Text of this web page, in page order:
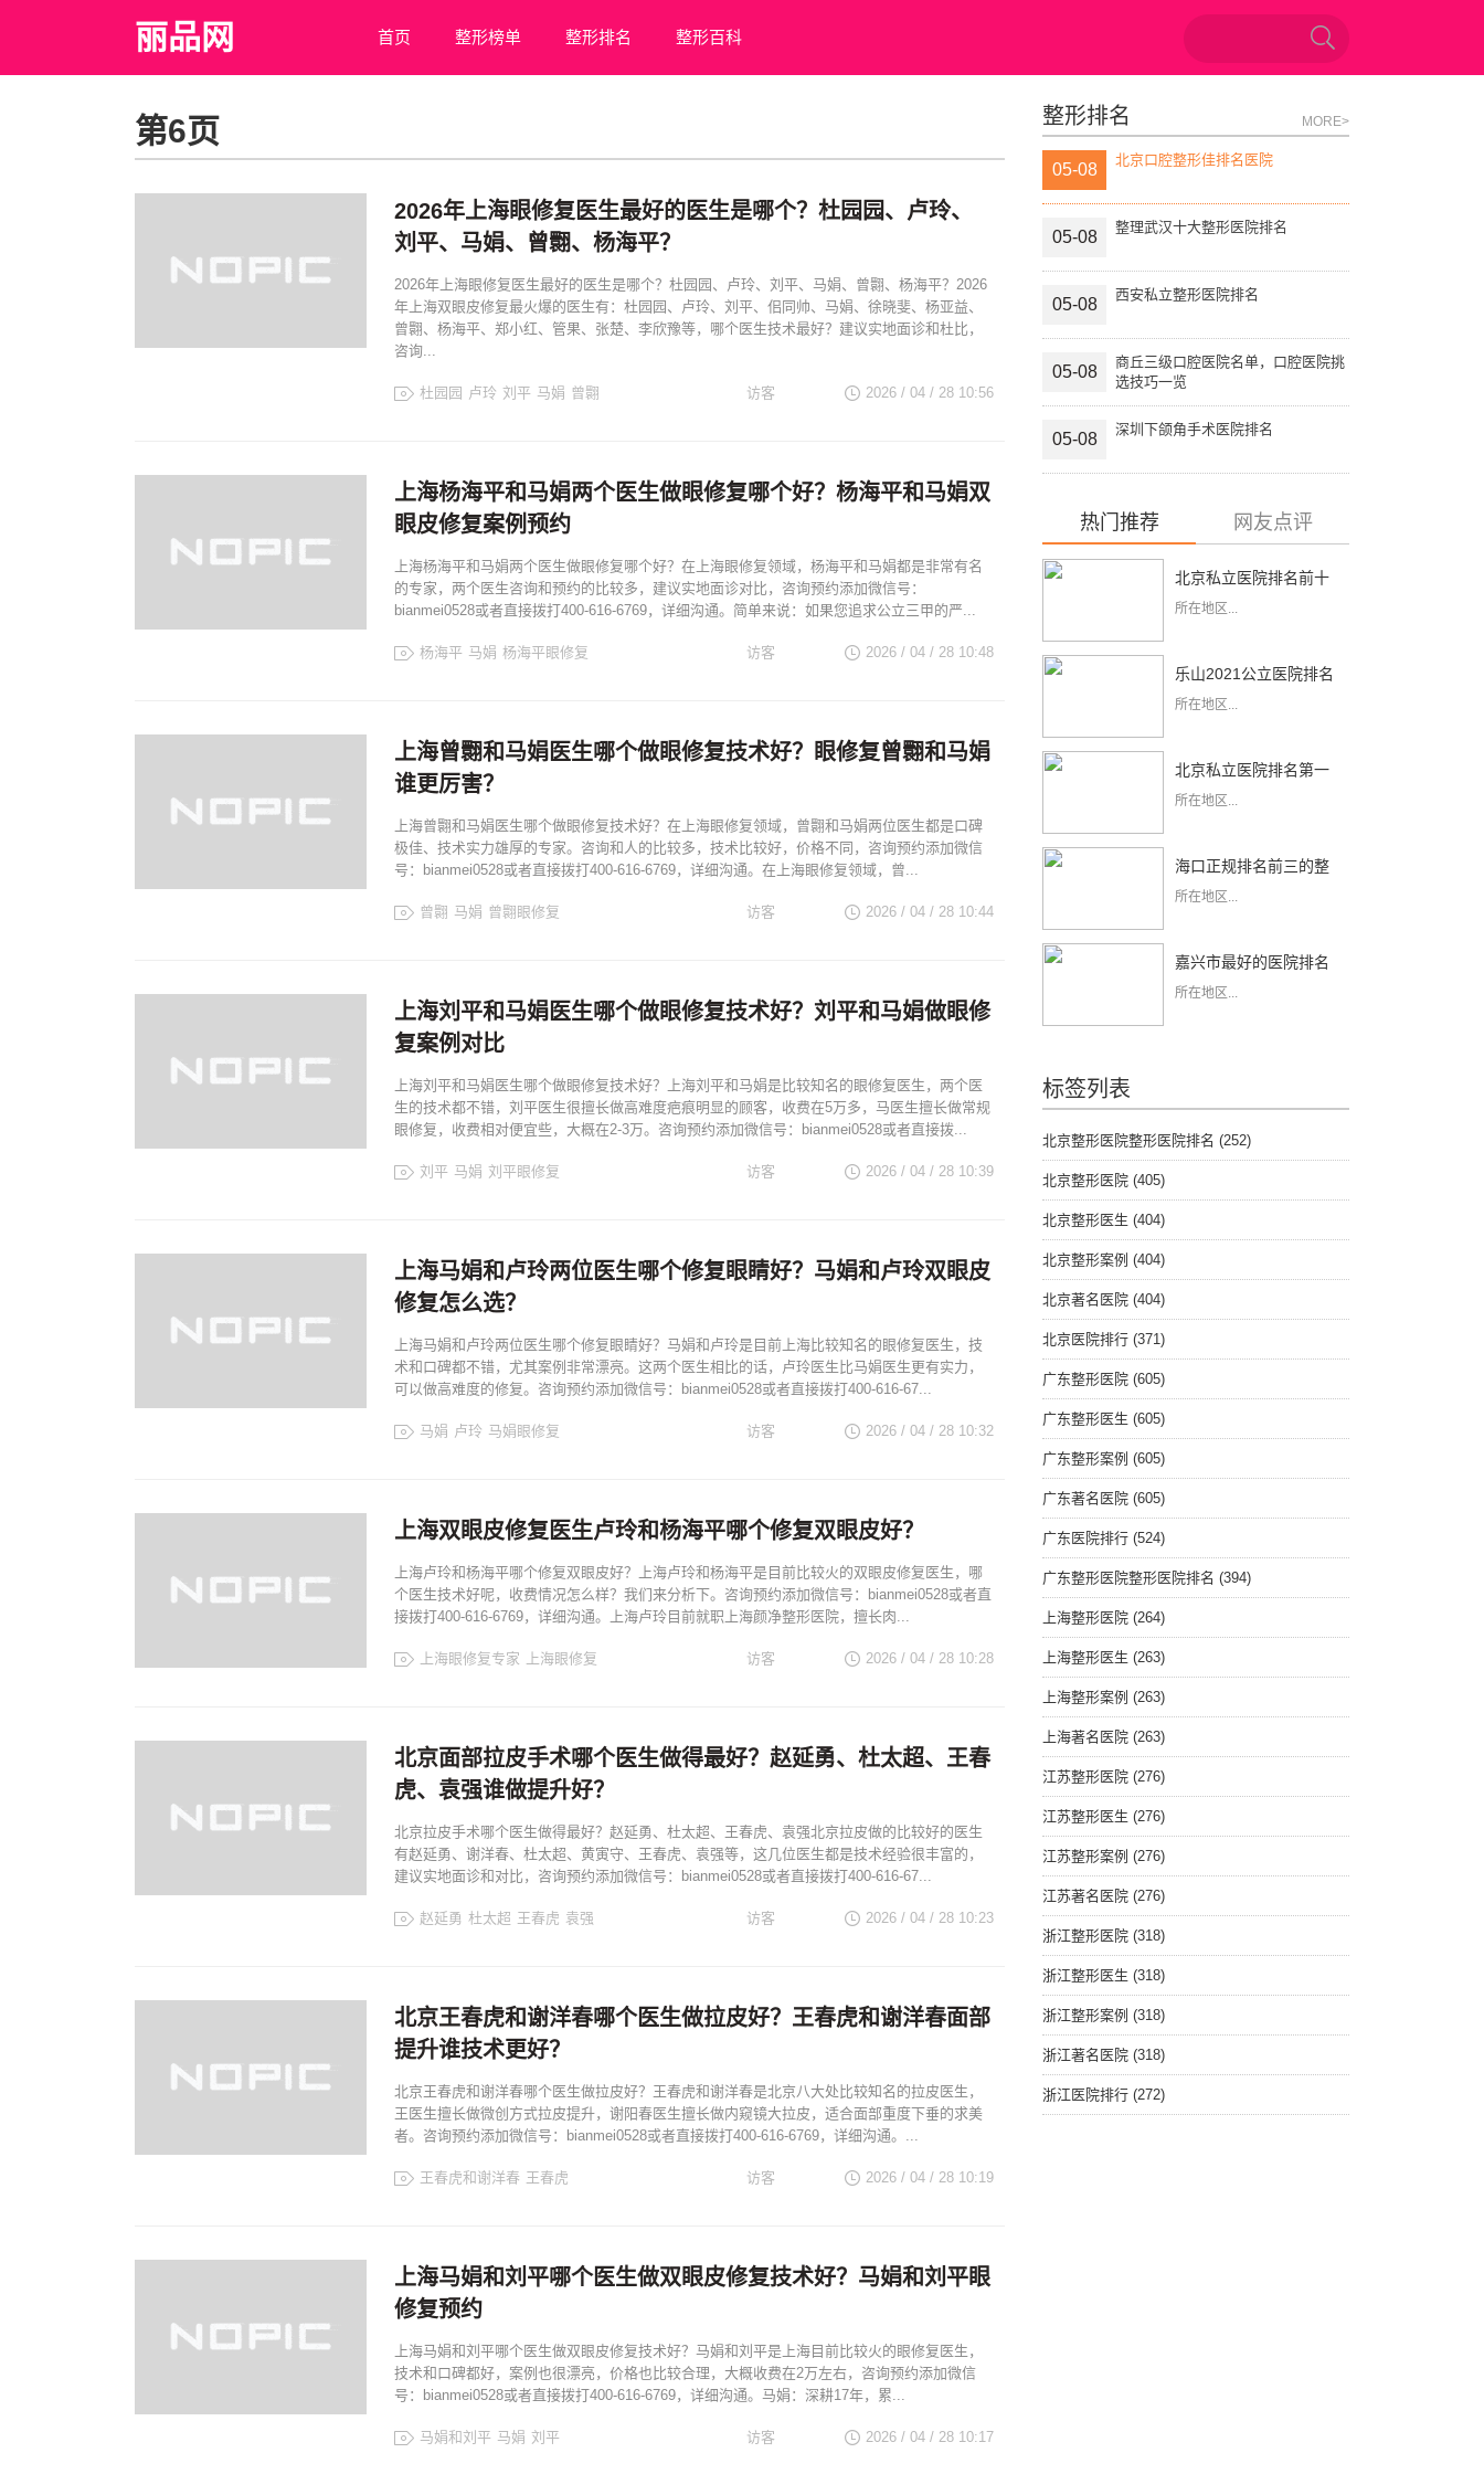
丽品网 首页 整形榜单 整形排名 整形百科
第6页
2026年上海眼修复医生最好的医生是哪个？杜园园、卢玲、
刘平、马娟、曾翾、杨海平？
2026年上海眼修复医生最好的医生是哪个？杜园园、卢玲、刘平、马娟、曾翾、杨海平？2026
年上海双眼皮修复最火爆的医生有：杜园园、卢玲、刘平、佀同帅、马娟、徐晓斐、杨亚益、
曾翾、杨海平、郑小红、管果、张楚、李欣豫等，哪个医生技术最好？建议实地面诊和杜比，
咨询...
杜园园 卢玲 刘平 马娟 曾翾
2026 / 04 / 28 10:56
访客
上海杨海平和马娟两个医生做眼修复哪个好？杨海平和马娟双
眼皮修复案例预约
上海杨海平和马娟两个医生做眼修复哪个好？在上海眼修复领域，杨海平和马娟都是非常有名
的专家，两个医生咨询和预约的比较多，建议实地面诊对比，咨询预约添加微信号：
bianmei0528或者直接拨打400-616-6769，详细沟通。简单来说：如果您追求公立三甲的严...
杨海平 马娟 杨海平眼修复
2026 / 04 / 28 10:48
访客
上海曾翾和马娟医生哪个做眼修复技术好？眼修复曾翾和马娟
谁更厉害？
上海曾翾和马娟医生哪个做眼修复技术好？在上海眼修复领域，曾翾和马娟两位医生都是口碑
极佳、技术实力雄厚的专家。咨询和人的比较多，技术比较好，价格不同，咨询预约添加微信
号：bianmei0528或者直接拨打400-616-6769，详细沟通。在上海眼修复领域，曾...
曾翾 马娟 曾翾眼修复
2026 / 04 / 28 10:44
访客
上海刘平和马娟医生哪个做眼修复技术好？刘平和马娟做眼修
复案例对比
上海刘平和马娟医生哪个做眼修复技术好？上海刘平和马娟是比较知名的眼修复医生，两个医
生的技术都不错，刘平医生很擅长做高难度疤痕明显的顾客，收费在5万多，马医生擅长做常规
眼修复，收费相对便宜些，大概在2-3万。咨询预约添加微信号：bianmei0528或者直接拨...
刘平 马娟 刘平眼修复
2026 / 04 / 28 10:39
访客
上海马娟和卢玲两位医生哪个修复眼睛好？马娟和卢玲双眼皮
修复怎么选？
上海马娟和卢玲两位医生哪个修复眼睛好？马娟和卢玲是目前上海比较知名的眼修复医生，技
术和口碑都不错，尤其案例非常漂亮。这两个医生相比的话，卢玲医生比马娟医生更有实力，
可以做高难度的修复。咨询预约添加微信号：bianmei0528或者直接拨打400-616-67...
马娟 卢玲 马娟眼修复
2026 / 04 / 28 10:32
访客
上海双眼皮修复医生卢玲和杨海平哪个修复双眼皮好？
上海卢玲和杨海平哪个修复双眼皮好？上海卢玲和杨海平是目前比较火的双眼皮修复医生，哪
个医生技术好呢，收费情况怎么样？我们来分析下。咨询预约添加微信号：bianmei0528或者直
接拨打400-616-6769，详细沟通。上海卢玲目前就职上海颜净整形医院，擅长肉...
上海眼修复专家
上海眼修复
2026 / 04 / 28 10:28
访客
北京面部拉皮手术哪个医生做得最好？赵延勇、杜太超、王春
虎、袁强谁做提升好？
北京拉皮手术哪个医生做得最好？赵延勇、杜太超、王春虎、袁强北京拉皮做的比较好的医生
有赵延勇、谢洋春、杜太超、黄寅守、王春虎、袁强等，这几位医生都是技术经验很丰富的，
建议实地面诊和对比，咨询预约添加微信号：bianmei0528或者直接拨打400-616-67...
赵延勇 杜太超 王春虎 袁强
面部提升
2026 / 04 / 28 10:23
访客
北京王春虎和谢洋春哪个医生做拉皮好？王春虎和谢洋春面部
提升谁技术更好？
北京王春虎和谢洋春哪个医生做拉皮好？王春虎和谢洋春是北京八大处比较知名的拉皮医生，
王医生擅长做微创方式拉皮提升，谢阳春医生擅长做内窥镜大拉皮，适合面部重度下垂的求美
者。咨询预约添加微信号：bianmei0528或者直接拨打400-616-6769，详细沟通。...
王春虎和谢洋春 王春虎
北京拉皮专家
2026 / 04 / 28 10:19
访客
上海马娟和刘平哪个医生做双眼皮修复技术好？马娟和刘平眼
修复预约
上海马娟和刘平哪个医生做双眼皮修复技术好？马娟和刘平是上海目前比较火的眼修复医生，
技术和口碑都好，案例也很漂亮，价格也比较合理，大概收费在2万左右，咨询预约添加微信
号：bianmei0528或者直接拨打400-616-6769，详细沟通。马娟：深耕17年，累...
马娟和刘平 马娟 刘平
2026 / 04 / 28 10:17
访客
整形排名 MORE>
05-08
北京口腔整形佳排名医院
05-08
整理武汉十大整形医院排名
05-08
西安私立整形医院排名
05-08
商丘三级口腔医院名单，口腔医院挑
选技巧一览
05-08
深圳下颌角手术医院排名
热门推荐 网友点评
北京私立医院排名前十
所在地区...
乐山2021公立医院排名
前十
所在地区...
北京私立医院排名第一
所在地区...
海口正规排名前三的整
形医院
所在地区...
嘉兴市最好的医院排名
所在地区...
标签列表
北京整形医院整形医院排名 (252)
北京整形医院 (405)
北京整形医生 (404)
北京整形案例 (404)
北京著名医院 (404)
北京医院排行 (371)
广东整形医院 (605)
广东整形医生 (605)
广东整形案例 (605)
广东著名医院 (605)
广东医院排行 (524)
广东整形医院整形医院排名 (394)
上海整形医院 (264)
上海整形医生 (263)
上海整形案例 (263)
上海著名医院 (263)
江苏整形医院 (276)
江苏整形医生 (276)
江苏整形案例 (276)
江苏著名医院 (276)
浙江整形医院 (318)
浙江整形医生 (318)
浙江整形案例 (318)
浙江著名医院 (318)
浙江医院排行 (272)